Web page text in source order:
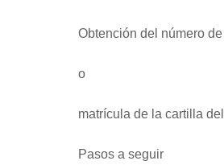
Obtención del número
o
matrícula de la cartilla
Pasos a seguir